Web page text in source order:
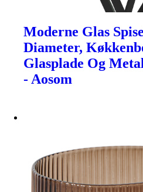
Moderne Glas
Diameter,
Glasplade Og
- Aosom